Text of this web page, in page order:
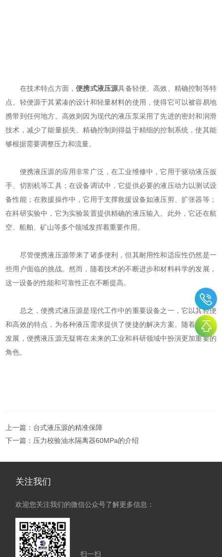
在技术特点方面，便携式液压源具备轻便、高效、精确控制等特
点。轻便源于其紧凑的设计和轻量材料的使用，使得它可以被容易地
携带到任何地方。高效则因为现代的液压泵采用了先进的密封和润滑
技术，减少了能量损失。精确控制则得益于精细的控制系统，使其能
够根据需要调整压力和流量。
便携液压源的应用非常广泛，在工业维修中，它用于驱动液压扳
手、切割机等工具；在设备调试中，它提供必要的液压动力以测试设
备性能；在救援操作中，它用于支撑救援设备如液压剪、扩张器等；
在科研实验中，它为实验装置提供精确的液压输入。此外，它还在航
空、船舶、矿山等多个领域发挥着重要作用。
尽管便携液压源带来了诸多便利，但其耐用性和适应性仍然是一
些用户面临的挑战。然而，随着技术的不断进步和材料科学的发展，
这一设备的性能和可靠性正在不断提高。
总之，便携式液压源是现代工作中的重要设备之一，它以其轻便
和高效的特点，为各种液压需求提供了便捷的解决方案。随着科技的
发展，便携液压源无疑将在未来的工业和科研领域中扮演更加重要的
角色。
上一篇： 台式液压源的精准保障
下一篇： 压力校验油水隔离器60MPa的介绍
关注我们
欢迎您关注我们的微信公众号了解更多信息：
扫一扫